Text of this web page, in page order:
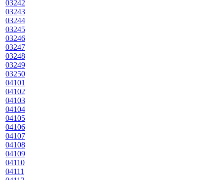
03242
03243
03244
03245
03246
03247
03248
03249
03250
04101
04102
04103
04104
04105
04106
04107
04108
04109
04110
04111